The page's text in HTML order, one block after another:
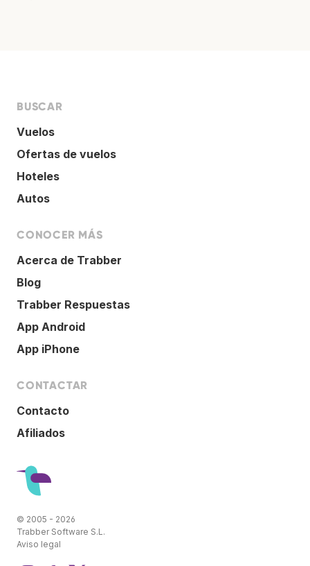
BUSCAR
Vuelos
Ofertas de vuelos
Hoteles
Autos
CONOCER MÁS
Acerca de Trabber
Blog
Trabber Respuestas
App Android
App iPhone
CONTACTAR
Contacto
Afiliados
© 2005 - 2026
Trabber Software S.L.
Aviso legal